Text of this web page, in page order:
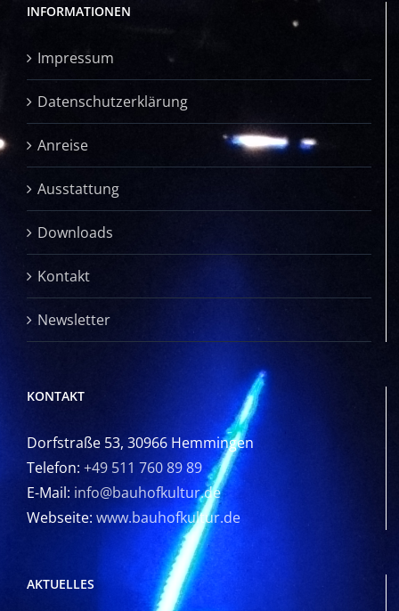
INFORMATIONEN
Impressum
Datenschutzerklärung
Anreise
Ausstattung
Downloads
Kontakt
Newsletter
KONTAKT
Dorfstraße 53, 30966 Hemmingen
Telefon: +49 511 760 89 89
E-Mail: info@bauhofkultur.de
Webseite: www.bauhofkultur.de
AKTUELLES